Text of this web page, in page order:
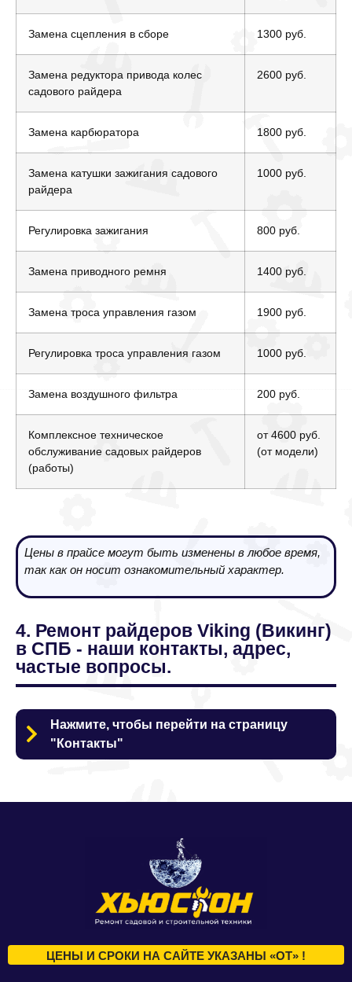
Замена сцепления в сборе 1300 руб.
Замена редуктора привода колес
садового райдера
2600 руб.
Замена карбюратора 1800 руб.
Замена катушки зажигания садового
райдера
1000 руб.
Регулировка зажигания 800 руб.
Замена приводного ремня 1400 руб.
Замена троса управления газом 1900 руб.
Регулировка троса управления газом 1000 руб.
Замена воздушного фильтра 200 руб.
Комплексное техническое
обслуживание садовых райдеров
(работы)
от 4600 руб.
(от модели)
Цены в прайсе могут быть изменены в любое время,
так как он носит ознакомительный характер.
4. Ремонт райдеров Viking (Викинг)
в СПБ - наши контакты, адрес,
частые вопросы.
Нажмите, чтобы перейти на страницу
"Контакты"
ЦЕНЫ И СРОКИ НА САЙТЕ УКАЗАНЫ «ОТ» !